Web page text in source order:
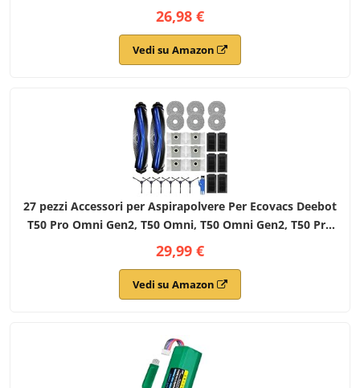
Robot Aspirapolvere, 1 Spazzola Principale, 4 Filtri, 4
Spazzole Laterali, 4 Panni Mop, 4 Sacchetti
26,98 €
Vedi su Amazon
27 pezzi Accessori per Aspirapolvere Per Ecovacs Deebot
T50 Pro Omni Gen2, T50 Omni, T50 Omni Gen2, T50 Pro
Omni, T50 Pro Aspirapolvere,T50 Set di Accessori
29,99 €
Vedi su Amazon